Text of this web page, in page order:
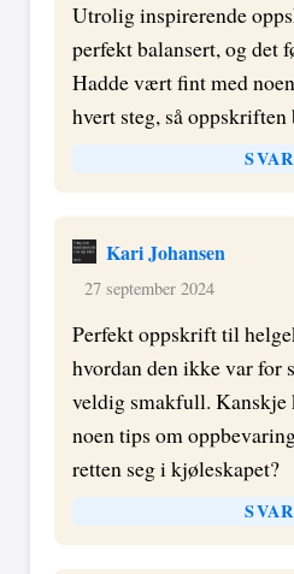
Utrolig inspirerende
perfekt balansert, og det
Hadde vært fint med
hvert steg, så
SVAR
Kari Johansen
27 september 2024
Perfekt oppskrift til
hvordan den ikke var for
veldig smakfull. Kanskje
noen tips om
retten seg i kjøleskapet?
SVAR